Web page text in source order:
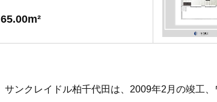
65.00m²
サンクレイドル柏千代田は、2009年2月の竣工